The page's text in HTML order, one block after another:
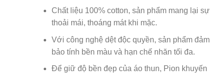
Chất liệu 100% cotton, sản phẩm mang lại sự
thoải mái, thoáng mát khi mặc.
Với công nghệ dệt độc quyền, sản phẩm đảm
bảo tính bền màu và hạn chế nhăn tối đa.
Để giữ độ bền đẹp của áo thun, Pion khuyến